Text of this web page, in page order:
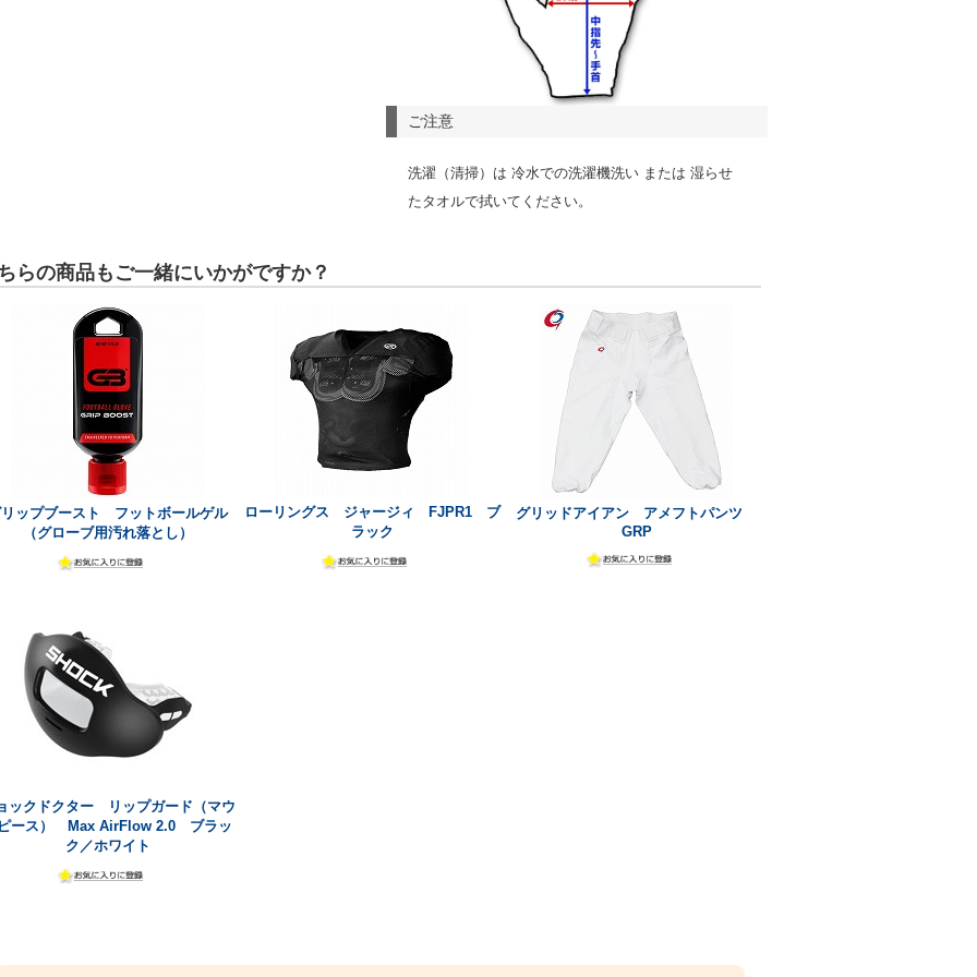
ご注意
洗濯（清掃）は 冷水での洗濯機洗い または 湿らせ
たタオルで拭いてください。
らの商品もご一緒にいかがですか？
ップブースト フットボールゲル
（グローブ用汚れ落とし）
ローリングス ジャージィ FJPR1 ブ
ラック
グリッドアイアン アメフトパンツ
GRP
ックドクター リップガード（マウ
ース） Max AirFlow 2.0 ブラッ
ク／ホワイト